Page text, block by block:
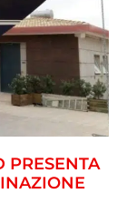
PRESENTA